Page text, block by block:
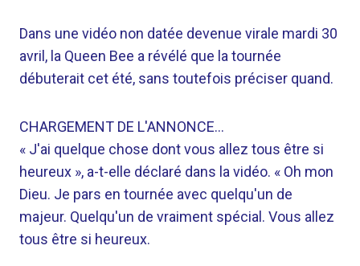
Dans une vidéo non datée devenue virale mardi 30
avril, la Queen Bee a révélé que la tournée
débuterait cet été, sans toutefois préciser quand.
CHARGEMENT DE L'ANNONCE…
« J'ai quelque chose dont vous allez tous être si
heureux », a-t-elle déclaré dans la vidéo. « Oh mon
Dieu. Je pars en tournée avec quelqu'un de
majeur. Quelqu'un de vraiment spécial. Vous allez
tous être si heureux.